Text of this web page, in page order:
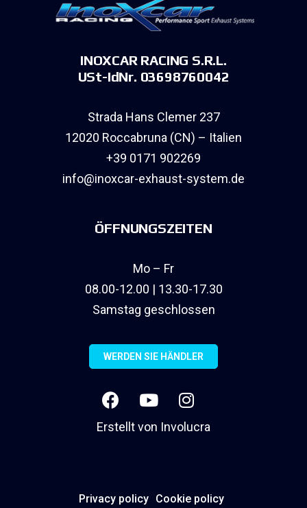
INOXCAR RACING S.R.L.
USt-IdNr. 03698760042
Strada Hans Clemer 237
12020 Roccabruna (CN) – Italien
+39 0171 902269
info@inoxcar-exhaust-system.de
ÖFFNUNGSZEITEN
Mo – Fr
08.00-12.00 | 13.30-17.30
Samstag geschlossen
WERDEN SIE HÄNDLER
Erstellt von Involucra
Privacy policy Cookie policy